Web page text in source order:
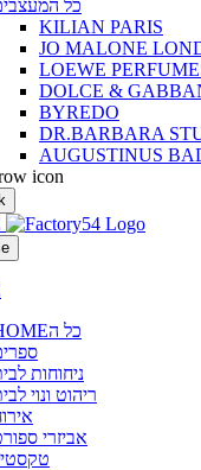
כל
KILIAN PARIS
JO MALONE
LOEWE
DOLCE &
BYREDO
DR.BARBARA
AUGUSTINUS
HOMEכל ה
ניחוחות
ריהוט ונוי
אביזרי